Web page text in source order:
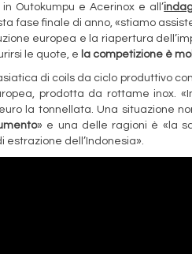
Outokumpu e Acerinox e all’
fase finale di anno, «stiamo
europea e la riapertura
le quote, e la competizione è
di coils da ciclo produttivo
prodotta da rottame inox.
la tonnellata. Una situazione
» e una delle ragioni è «la
estrazione dell’Indonesia».